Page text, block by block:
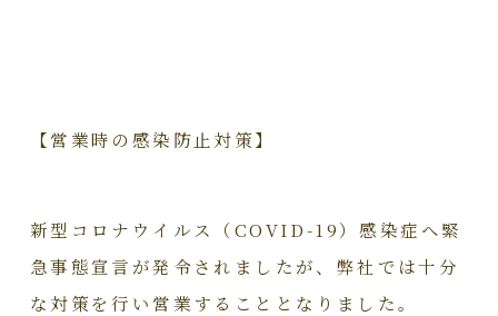
【営業時の感染防止対策】
新型コロナウイルス（COVID-19）感染症へ緊
急事態宣言が発令されましたが、弊社では十分
な対策を行い営業することとなりました。